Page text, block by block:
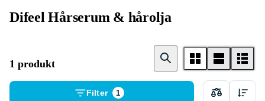
Difeel Hårserum & hårolja
1 produkt
Filter 1